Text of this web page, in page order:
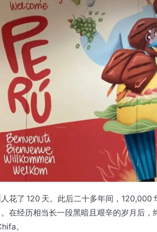
花了 120 天。此后二十多年间，120,000
在经历相当长一段黑暗且艰辛的岁月后，
。